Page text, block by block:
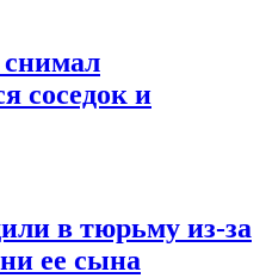
соседок и
в тюрьму из-за
ее сына